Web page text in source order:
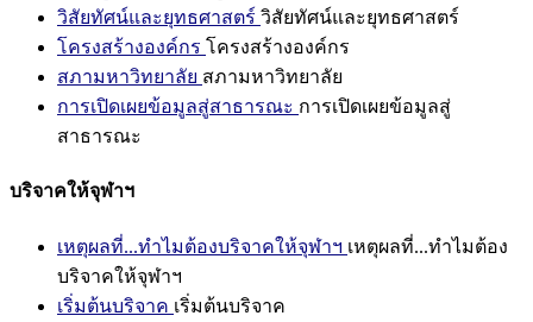
วิสัยทัศน์และยุทธศาสตร์ วิสัยทัศน์และยุทธศาสตร์
โครงสร้างองค์กร โครงสร้างองค์กร
สภามหาวิทยาลัย สภามหาวิทยาลัย
การเปิดเผยข้อมูลสู่สาธารณะ การเปิดเผยข้อมูลสู่
สาธารณะ
บริจาคให้จุฬาฯ
เหตุผลที่...ทำไมต้องบริจาคให้จุฬาฯ เหตุผลที่...ทำไมต้อง
บริจาคให้จุฬาฯ
เริ่มต้นบริจาค เริ่มต้นบริจาค